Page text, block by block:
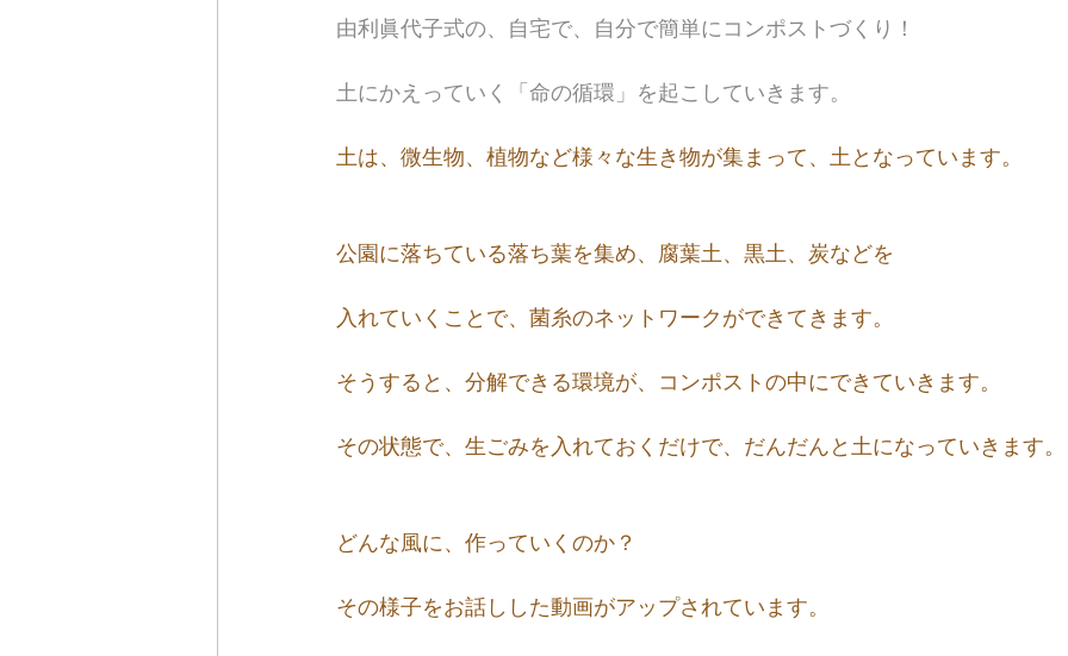
由利眞代子式の、自宅で、自分で簡単にコンポストづくり！
土にかえっていく「命の循環」を起こしていきます。
土は、微生物、植物など様々な生き物が集まって、土となっています。
公園に落ちている落ち葉を集め、腐葉土、黒土、炭などを
入れていくことで、菌糸のネットワークができてきます。
そうすると、分解できる環境が、コンポストの中にできていきます。
その状態で、生ごみを入れておくだけで、だんだんと土になっていきます。
どんな風に、作っていくのか？
その様子をお話しした動画がアップされています。